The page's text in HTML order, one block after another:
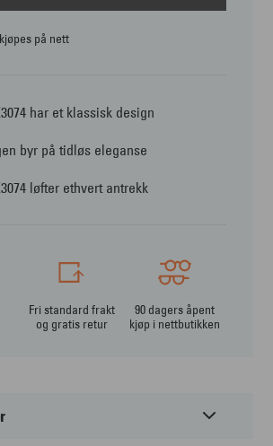
på nett
har et klassisk design
byr på tidløs eleganse
løfter ethvert antrekk
Fri standard frakt
og gratis retur
90 dagers åpent
kjøp i nettbutikken